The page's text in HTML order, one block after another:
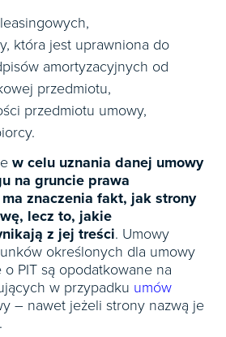
która jest uprawniona do
amortyzacyjnych od
przedmiotu,
przedmiotu umowy,
w celu uznania danej umowy
na gruncie prawa
znaczenia fakt, jak strony
lecz to, jakie
z jej treści. Umowy
określonych dla umowy
PIT są opodatkowane na
w przypadku umów
– nawet jeżeli strony nazwą je